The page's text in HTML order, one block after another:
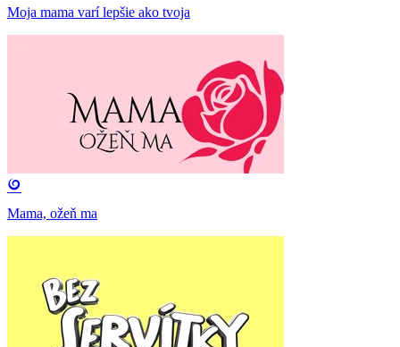
Moja mama varí lepšie ako tvoja
Mama, ožeň ma